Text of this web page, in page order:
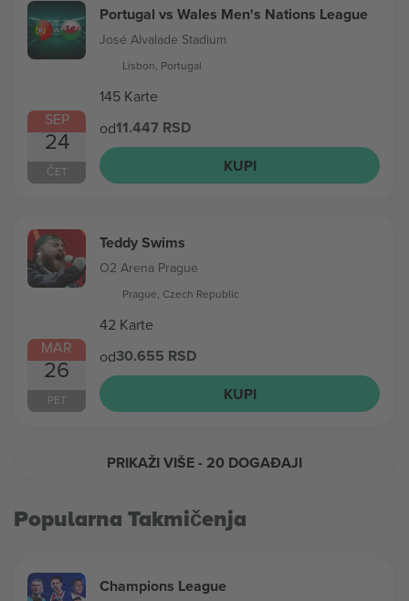
SEP
24
ČET
Portugal vs Wales Men's Nations League
José Alvalade Stadium
Lisbon, Portugal
145 Karte
od11.447 RSD
KUPI
MAR
26
PET
Teddy Swims
O2 Arena Prague
Prague, Czech Republic
42 Karte
od30.655 RSD
KUPI
PRIKAŽI VIŠE- 20 DOGAĐAJI
Popularna Takmičenja
Champions League